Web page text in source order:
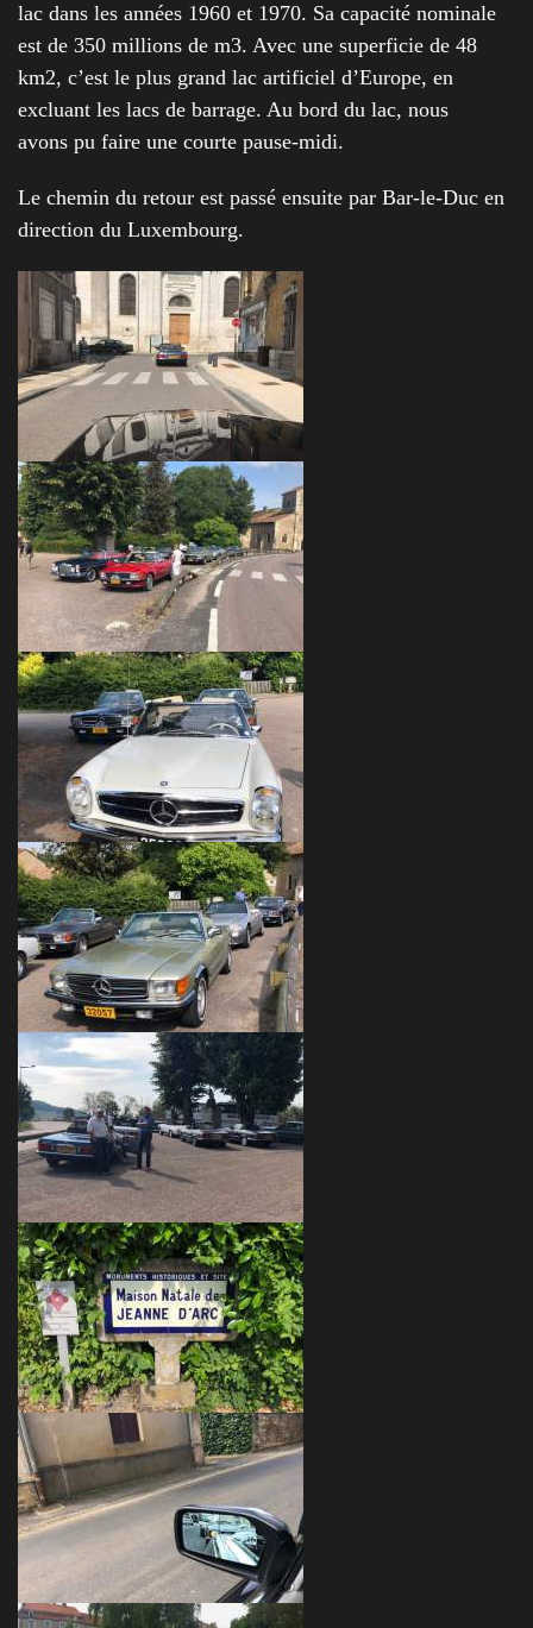
lac dans les années 1960 et 1970. Sa capacité nominale
est de 350 millions de m3. Avec une superficie de 48
km2, c’est le plus grand lac artificiel d’Europe, en
excluant les lacs de barrage. Au bord du lac, nous
avons pu faire une courte pause-midi.
Le chemin du retour est passé ensuite par Bar-le-Duc en
direction du Luxembourg.